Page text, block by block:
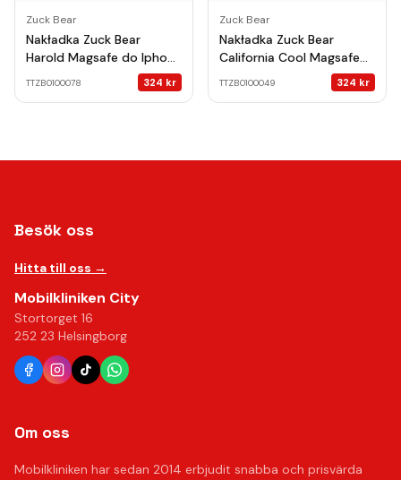
Zuck Bear
Nakładka Zuck Bear
Harold Magsafe do Iphone
TTZB0100078 324 kr
Zuck Bear
Nakładka Zuck Bear
California Cool Magsafe
do Iphone 16 Pro Leisure
TTZB0100049 324 kr
Besök oss
Hitta till oss →
Mobilkliniken City
Stortorget 16
252 23 Helsingborg
Om oss
Mobilkliniken har sedan 2014 erbjudit snabba och prisvärda